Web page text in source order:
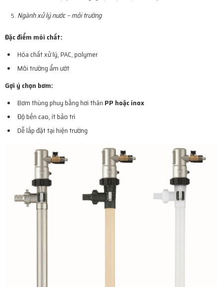
Ngành xử lý nước – môi trường
Đặc điểm môi chất:
Hóa chất xử lý, PAC, polymer
Môi trường ẩm ướt
Gợi ý chọn bơm:
Bơm thùng phuy bằng hơi thân PP hoặc inox
Độ bền cao, ít bảo trì
Dễ lắp đặt tại hiện trường